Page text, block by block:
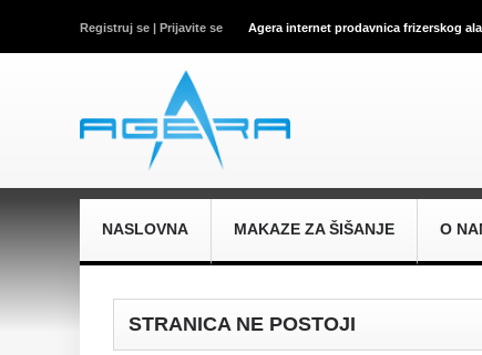
Registruj se | Prijavite se Agera internet prodavnica frizerskog
NASLOVNA MAKAZE ZA ŠIŠANJE O
STRANICA NE POSTOJI